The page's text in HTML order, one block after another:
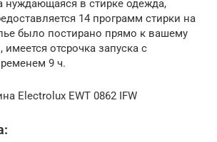
нуждающаяся в стирке одежда,
14 программ стирки на
было постирано прямо к вашему
имеется отсрочка запуска с
9 ч.
Electrolux EWT 0862 IFW